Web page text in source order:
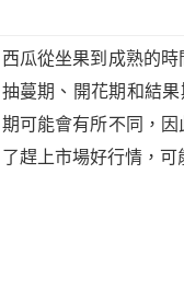
西瓜從坐果到成熟的
抽蔓期、開花期和結果
期可能會有所不同，
了趕上市場好行情，可